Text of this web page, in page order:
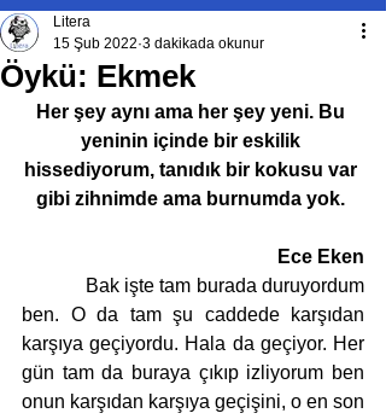
Öykü: Ekmek
Litera
15 Şub 2022 3 dakikada okunur
Her şey aynı ama her şey yeni. Bu
yeninin içinde bir eskilik
hissediyorum, tanıdık bir kokusu var
gibi zihnimde ama burnumda yok.
Ece Eken
ben. O da tam şu caddede karşıdan
karşıya geçiyordu. Hala da geçiyor. Her
gün tam da buraya çıkıp izliyorum ben
onun karşıdan karşıya geçişini, o en son